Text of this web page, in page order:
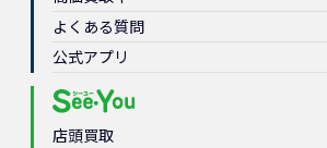
よくある質問
公式アプリ
店頭買取